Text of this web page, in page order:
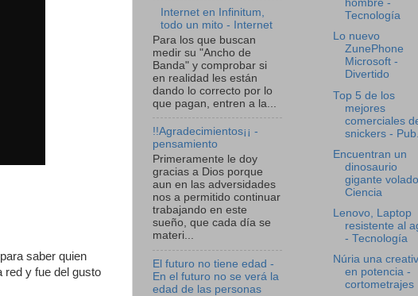
saber quien
red y fue del gusto
Internet en Infinitum,
todo un mito - Internet
Para los que buscan
medir su "Ancho de
Banda" y comprobar si
en realidad les están
dando lo correcto por lo
que pagan, entren a la...
!!Agradecimientos¡¡ -
pensamiento
Primeramente le doy
gracias a Dios porque
aun en las adversidades
nos a permitido continuar
trabajando en este
sueño, que cada día se
materi...
El futuro no tiene edad -
En el futuro no se verá la
edad de las personas
hombre -
Tecnología
Lo nuevo
ZunePhone
Microsoft -
Divertido
Top 5 de los
mejores
comerciales
snickers -
Encuentran un
dinosaurio
gigante
Ciencia
Lenovo, Laptop
resistente al
- Tecnología
Núria una
en potencia -
cortometrajes